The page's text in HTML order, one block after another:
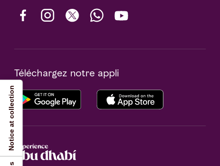
Téléchargez notre appli
Notice at collection